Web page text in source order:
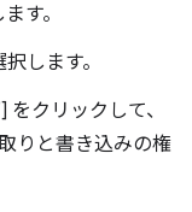
す。
します。
] をクリックして、
りと書き込みの権